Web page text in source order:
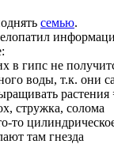
семью.
в гипс не
воды, т.к. они
растения
стружка, солома
то
там гнезда